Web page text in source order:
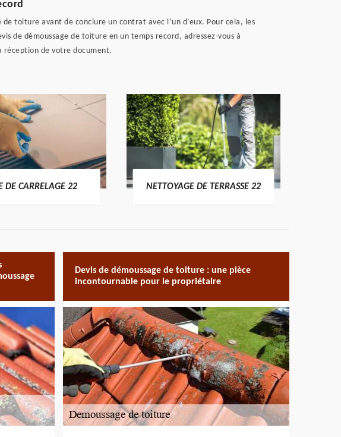
toiture avant de conclure un contrat avec l’un d’eux. Pour cela, les
de démoussage de toiture en un temps record, adressez-vous à
réception de votre document.
DE CARRELAGE 22 NETTOYAGE DE TERRASSE 22
Devis de démoussage de toiture : une pièce
incontournable pour le propriétaire